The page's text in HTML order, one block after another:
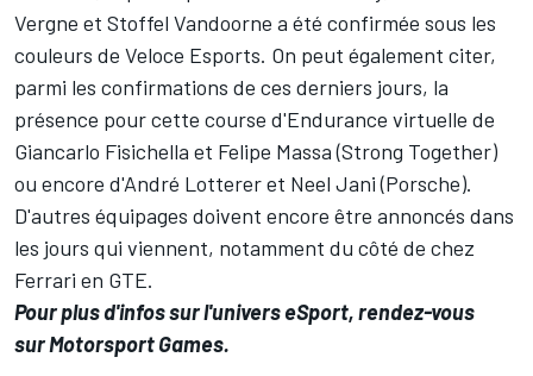
Vergne et Stoffel Vandoorne a été confirmée sous les
couleurs de Veloce Esports. On peut également citer,
parmi les confirmations de ces derniers jours, la
présence pour cette course d'Endurance virtuelle de
Giancarlo Fisichella et Felipe Massa (Strong Together)
ou encore d'André Lotterer et Neel Jani (Porsche).
D'autres équipages doivent encore être annoncés dans
les jours qui viennent, notamment du côté de chez
Ferrari en GTE.
Pour plus d'infos sur l'univers eSport, rendez-vous
surMotorsport Games.